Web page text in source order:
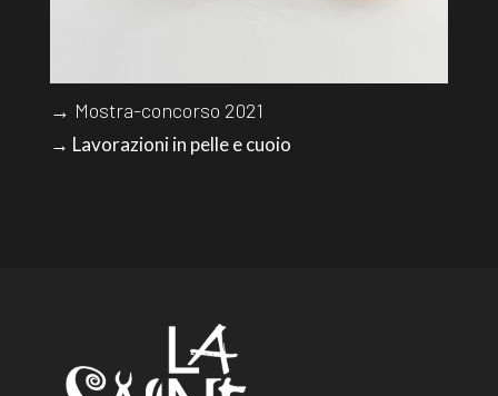
→ Mostra-concorso 2021
→ Lavorazioni in pelle e cuoio